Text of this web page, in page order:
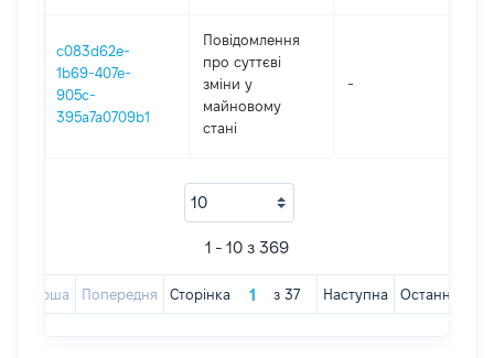
c083d62e-
1b69-407e-
905c-
395a7a0709b1
Повідомлення
про суттєві
зміни y
майновому
стані
-
1 - 10 з 369
Перша Попередня Сторінка з 37 Наступна Остання